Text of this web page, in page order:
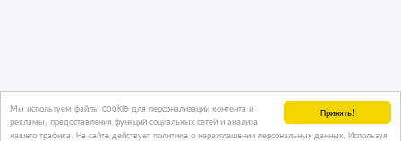
Принять!
Мы используем файлы cookie для персонализации контента и
рекламы, предоставления функций социальных сетей и анализа
нашего трафика. На сайте действует политика о неразглашении персональных данных. Используя